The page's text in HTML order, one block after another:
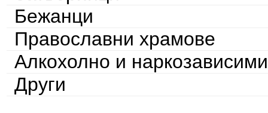
Бежанци
Православни храмове
Алкохолно и наркозависими
Други